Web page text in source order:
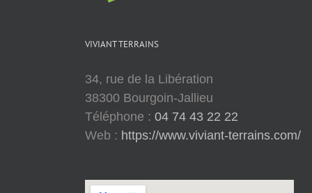
VIVIANT TERRAINS
34, rue de la Libération
38300 Bourgoin-Jallieu
Téléphone : 04 74 43 22 22
Web : https://www.viviant-terrains.com/